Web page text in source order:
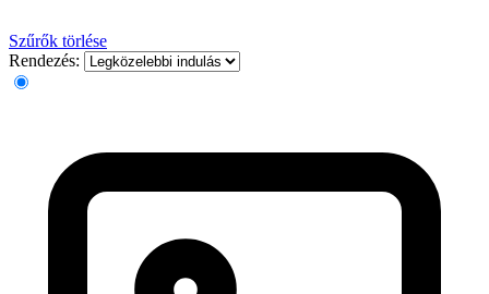
Szűrők törlése
Rendezés: